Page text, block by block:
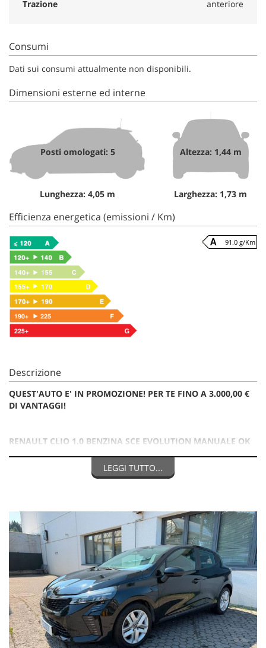
Trazione anteriore
Consumi
Dati sui consumi attualmente non disponibili.
Dimensioni esterne ed interne
Posti omologati: 5
Lunghezza: 4,05 m
Altezza: 1,44 m
Larghezza: 1,73 m
Efficienza energetica (emissioni / Km)
91.0 g/Km
Descrizione
QUEST'AUTO E' IN PROMOZIONE! PER TE FINO A 3.000,00 €
DI VANTAGGI!
RENAULT CLIO 1.0 BENZINA SCE EVOLUTION MANUALE OK
PROMO ALL-INCLUSIVE:
Annuncio promozionale abbinato all'iniziativa #PROMO
ALL-INCLUSIVE che ti permette per questa auto di
beneficiare subito di un extra sconto di 3.000,00 € rispetto
al prezzo di listino che troverai in salone (16.500,00 €).
Offerta Valida con Finanziamento e Assicurazione
Furto/Incendio in sede.
LEGGI TUTTO...